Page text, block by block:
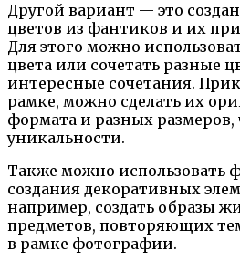
Другой вариант — это
цветов из фантиков и их
Для этого можно
цвета или сочетать разные
интересные сочетания.
рамке, можно сделать их
формата и разных размеров,
уникальности.
Также можно использовать
создания декоративных
например, создать образы
предметов, повторяющих
в рамке фотографии.